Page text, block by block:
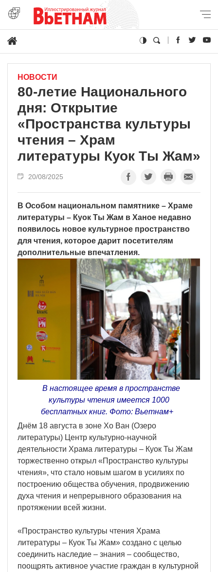
НОВОСТИ
80-летие Национального
дня: Открытие
«Пространства культуры
чтения – Храм
литературы Куок Ты Жам»
20/08/2025
В Особом национальном памятнике – Храме
литературы – Куок Ты Жам в Ханое недавно
появилось новое культурное пространство
для чтения, которое дарит посетителям
дополнительные впечатления.
В настоящее время в пространстве
культуры чтения имеется 1000
бесплатных книг. Фото: Вьетнам+
Днём 18 августа в зоне Хо Ван (Озеро
литературы) Центр культурно-научной
деятельности Храма литературы – Куок Ты Жам
торжественно открыл «Пространство культуры
чтения», что стало новым шагом в усилиях по
построению общества обучения, продвижению
духа чтения и непрерывного образования на
протяжении всей жизни.
«Пространство культуры чтения Храма
литературы – Куок Ты Жам» создано с целью
соединить наследие – знания – сообщество,
поощрять активное участие граждан в культурной